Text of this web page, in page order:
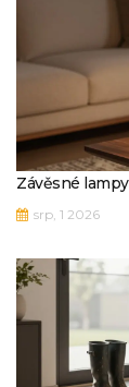
Závěsné
srp, 1 2026